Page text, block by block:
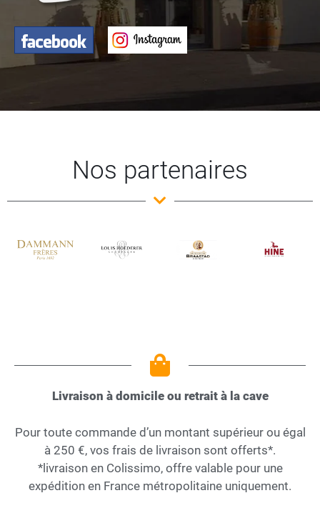
Nos partenaires
Livraison à domicile ou retrait à la cave
Pour toute commande d’un montant supérieur ou égal
à 250 €, vos frais de livraison sont offerts*.
*livraison en Colissimo, offre valable pour une
expédition en France métropolitaine uniquement.